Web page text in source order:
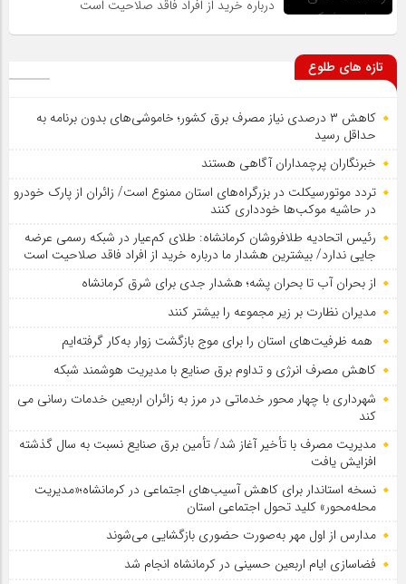
درباره خرید از افراد فاقد صلاحیت است
تازه های طلوع
کاهش ۳ درصدی نیاز مصرف برق کشور؛ خاموشی‌های بدون برنامه به
حداقل رسید
خبرنگاران پرچمداران آگاهی هستند
تردد موتورسیکلت در بزرگراه‌های استان ممنوع است/ زائران از پارک خودرو
در حاشیه موکب‌ها خودداری کنند
رئیس اتحادیه طلافروشان کرمانشاه: طلای کم‌عیار در شبکه رسمی عرضه
جایی ندارد/ بیشترین هشدار ما درباره خرید از افراد فاقد صلاحیت است
از بحران آب تا بحران پشه؛ هشدار جدی برای شرق کرمانشاه
مدیران نظارت بر زیر مجموعه را بیشتر کنند
همه ظرفیت‌های استان را برای موج بازگشت زوار به‌کار گرفته‌ایم
کاهش مصرف انرژی و تداوم برق صنایع با مدیریت هوشمند شبکه
شهرداری با چهار محور خدماتی در مرز به زائران اربعین خدمات رسانی می
کند
مدیریت مصرف با تأخیر آغاز شد/ تأمین برق صنایع نسبت به سال گذشته
افزایش یافت
نسخه استاندار برای کاهش آسیب‌های اجتماعی در کرمانشاه؛«مدیریت
محله‌محور» کلید تحول اجتماعی استان
مدارس از اول مهر به‌صورت حضوری بازگشایی می‌شوند
فضاسازی ایام اربعین حسینی در کرمانشاه انجام شد